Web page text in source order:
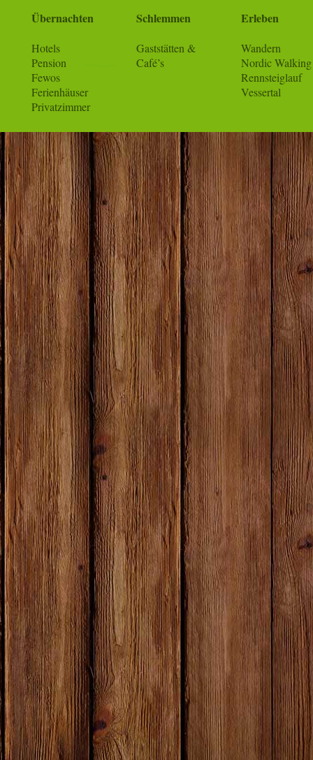
Übernachten
Hotels
Pension
Fewos
Ferienhäuser
Privatzimmer
Schlemmen
Gaststätten &
Café’s
Erleben
Wandern
Nordic Walking
Rennsteiglauf
Vessertal